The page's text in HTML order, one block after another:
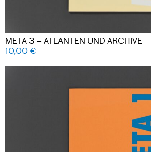
META 3 – ATLANTEN UND ARCHIVE
10,00€